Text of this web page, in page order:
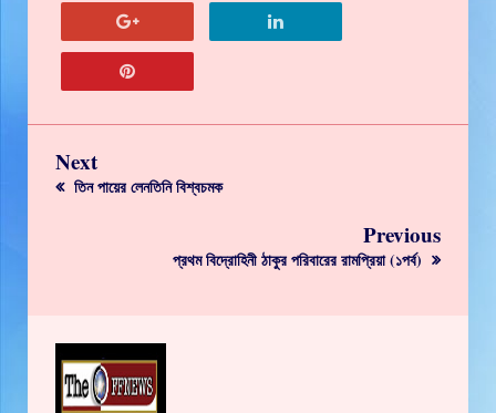
Next
তিন পায়ের লেনতিনি বিশ্বচমক
Previous
প্রথম বিদ্রোহিনী ঠাকুর পরিবারের রামপ্রিয়া (১পর্ব)